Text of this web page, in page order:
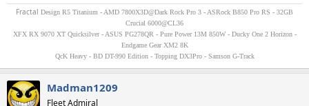
Fractal Design R5 Titanium - AMD 7800X3D@Dark Rock Pro 3 - ASRock B850 Pro RS - 32GB
Crucial 6000@CL36
XFX RX 9070 XT Quicksilver - ASUS PG278QR - Pure Power 13M 850W - Ducky One 2 Horizon -
Endgame Gear XM2 8K
QcK Heavy - BD DT-990 Edition - Topping DX3Pro - Samson G-Track
Madman1209
Fleet Admiral